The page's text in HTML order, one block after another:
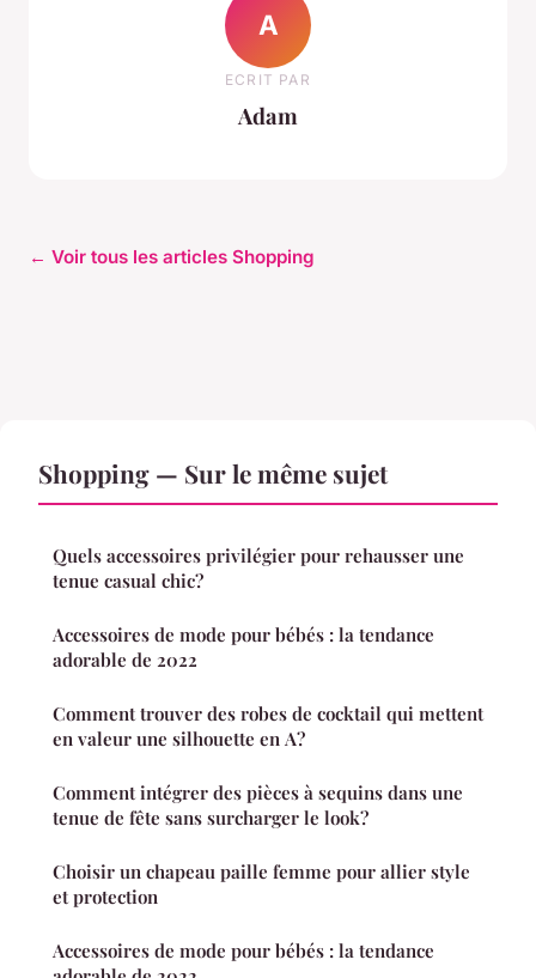
A
ECRIT PAR
Adam
← Voir tous les articles Shopping
Shopping — Sur le même sujet
Quels accessoires privilégier pour rehausser une
tenue casual chic?
Accessoires de mode pour bébés : la tendance
adorable de 2022
Comment trouver des robes de cocktail qui mettent
en valeur une silhouette en A?
Comment intégrer des pièces à sequins dans une
tenue de fête sans surcharger le look?
Choisir un chapeau paille femme pour allier style
et protection
Accessoires de mode pour bébés : la tendance